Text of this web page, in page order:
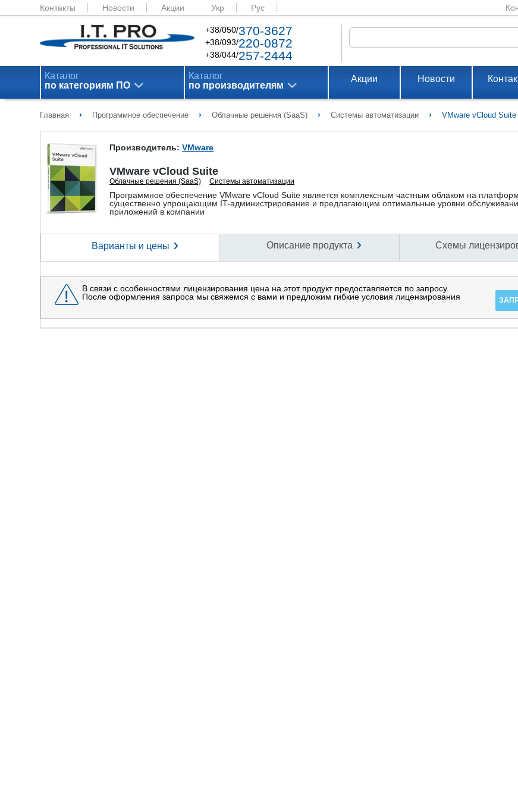
Контакты Новости Акции Укр Рус
+38/050/370-3627
+38/093/220-0872
+38/044/257-2444
Каталог
по категориям ПО
Каталог
по производителям
Акции Новости
Главная › Программное обеспечение › Облачные решения (SaaS) › Системы автоматизации › VMware vCloud Suite
Производитель:VMware
VMware vCloud Suite
Облачные решения (SaaS) Системы автоматизации
Программное обеспечение VMware vCloud Suite является комплексным частным облаком на
существенно упрощающим IT-администрирование и предлагающим оптимальные уровни
приложений в компании
Варианты и цены Описание продукта Схемы
В связи с особенностями лицензирования цена на этот продукт предоставляется по запросу.
После оформления запроса мы свяжемся с вами и предложим гибкие условия лицензирования